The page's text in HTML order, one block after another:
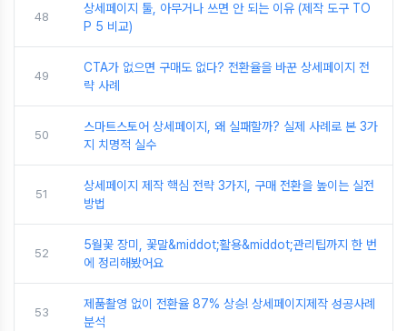
48
상세페이지 툴, 아무거나 쓰면 안 되는 이유 (제작 도구 TO
P 5 비교)
49
CTA가 없으면 구매도 없다? 전환율을 바꾼 상세페이지 전
략 사례
50
스마트스토어 상세페이지, 왜 실패할까? 실제 사례로 본 3가
지 치명적 실수
51
상세페이지 제작 핵심 전략 3가지, 구매 전환을 높이는 실전
방법
52
5월꽃 장미, 꽃말&middot;활용&middot;관리팁까지 한 번
에 정리해봤어요
53
제품촬영 없이 전환율 87% 상승! 상세페이지제작 성공사례
분석